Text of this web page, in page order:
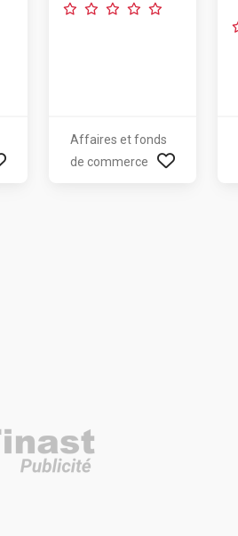
Affaires et fonds
de commerce